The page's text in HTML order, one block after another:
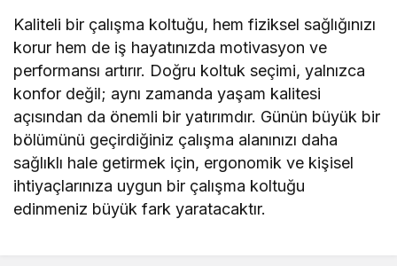
Kaliteli bir çalışma koltuğu, hem fiziksel sağlığınızı
korur hem de iş hayatınızda motivasyon ve
performansı artırır. Doğru koltuk seçimi, yalnızca
konfor değil; aynı zamanda yaşam kalitesi
açısından da önemli bir yatırımdır. Günün büyük bir
bölümünü geçirdiğiniz çalışma alanınızı daha
sağlıklı hale getirmek için, ergonomik ve kişisel
ihtiyaçlarınıza uygun bir çalışma koltuğu
edinmeniz büyük fark yaratacaktır.